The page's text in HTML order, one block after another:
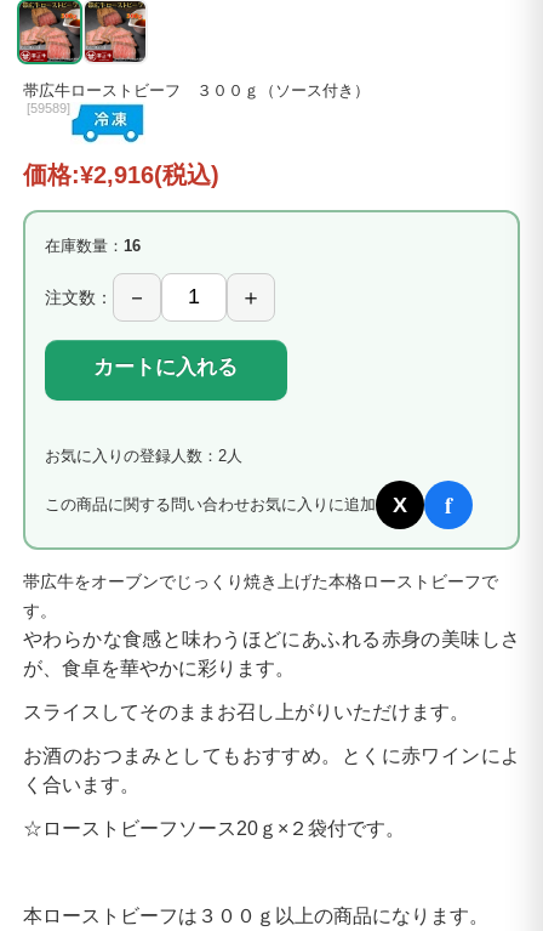
帯広牛ローストビーフ ３００ｇ（ソース付き）
[59589]
価格:¥2,916(税込)
在庫数量： 16
注文数：
カートに入れる
お気に入りの登録人数：2人
この商品に関する問い合わせお気に入りに追加 X f
帯広牛をオーブンでじっくり焼き上げた本格ローストビーフで
す。
やわらかな食感と味わうほどにあふれる赤身の美味しさ
が、食卓を華やかに彩ります。
スライスしてそのままお召し上がりいただけます。
お酒のおつまみとしてもおすすめ。とくに赤ワインによ
く合います。
☆ローストビーフソース20ｇ×２袋付です。
本ローストビーフは３００ｇ以上の商品になります。